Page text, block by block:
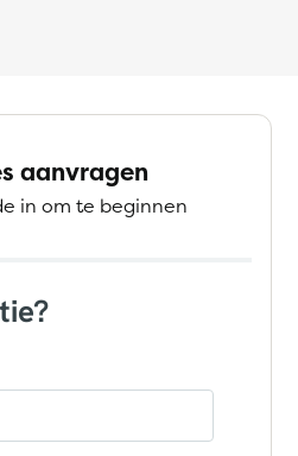
aanvragen
in om te beginnen